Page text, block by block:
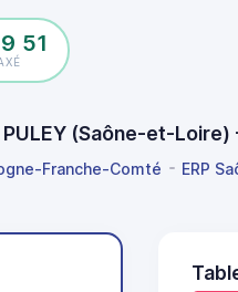
51
(Saône-et-Loire) -
Franche-Comté ERP